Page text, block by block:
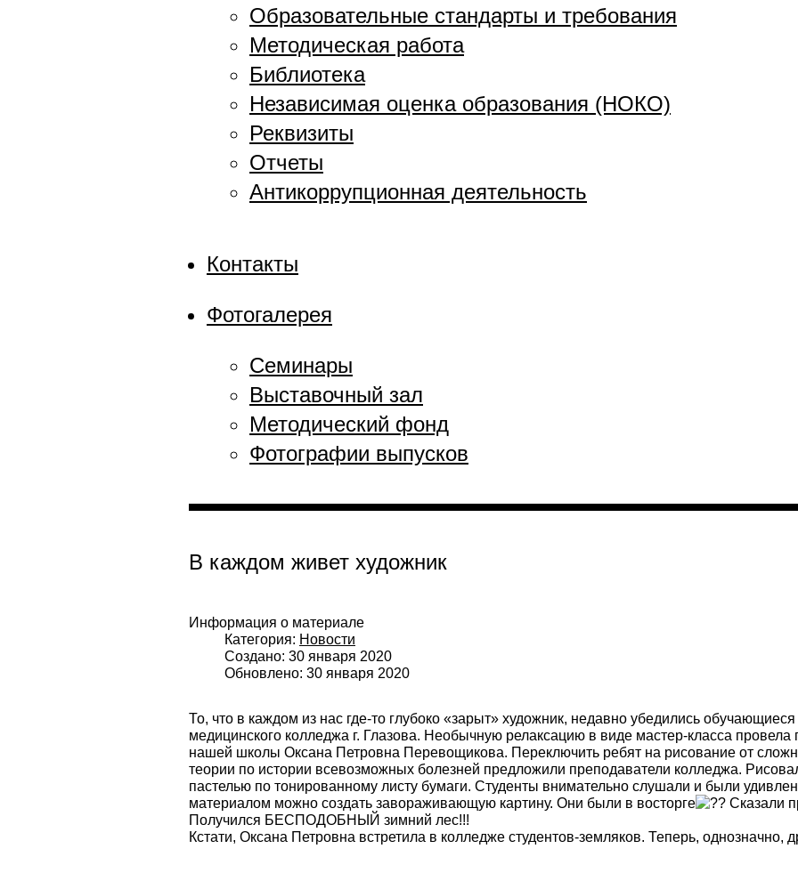
Образовательные стандарты и требования
Методическая работа
Библиотека
Независимая оценка образования (НОКО)
Реквизиты
Отчеты
Антикоррупционная деятельность
Контакты
Фотогалерея
Семинары
Выставочный зал
Методический фонд
Фотографии выпусков
В каждом живет художник
Информация о материале
Категория: Новости
Создано: 30 января 2020
Обновлено: 30 января 2020
То, что в каждом из нас где-то глубоко «зарыт» художник, недавно убедились обучающиеся
медицинского колледжа г. Глазова. Необычную релаксацию в виде мастер-класса провела
нашей школы Оксана Петровна Перевощикова. Переключить ребят на рисование от
теории по истории всевозможных болезней предложили преподаватели колледжа.
пастелью по тонированному листу бумаги. Студенты внимательно слушали и были
материалом можно создать завораживающую картину. Они были в восторге
Сказали
Получился БЕСПОДОБНЫЙ зимний лес!!!
Кстати, Оксана Петровна встретила в колледже студентов-земляков. Теперь, однозначно,